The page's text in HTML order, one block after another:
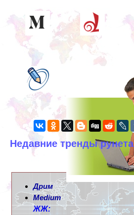
Недавние тренды рунета
Дрим
Medium
ЖЖ: